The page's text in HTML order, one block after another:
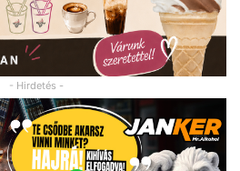
- Hirdetés -